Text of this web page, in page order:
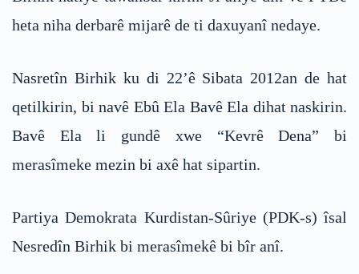
heta niha derbarê mijarê de ti daxuyanî nedaye.
Nasretîn Birhik ku di 22’ê Sibata 2012an de hat
qetilkirin, bi navê Ebû Ela Bavê Ela dihat naskirin.
Bavê Ela li gundê xwe “Kevrê Dena” bi
merasîmeke mezin bi axê hat sipartin.
Partiya Demokrata Kurdistan-Sûriye (PDK-s) îsal
Nesredîn Birhik bi merasîmekê bi bîr anî.